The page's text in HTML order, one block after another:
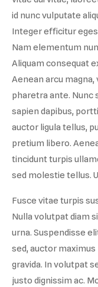
id nunc vulputate
Integer efficitur
Nam elementum
Aliquam consequat
Aenean arcu
pharetra ante. Nunc
sapien dapibus,
auctor ligula tellus,
pretium libero.
tincidunt turpis
sed molestie tellus.
Fusce vitae turpis
Nulla volutpat diam
urna. Suspendisse
sed, auctor
gravida. In volutpat
justo dignissim ac.